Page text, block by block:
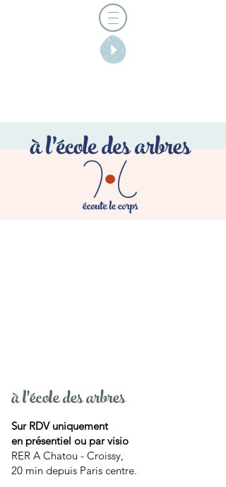
à l'école des arbres
Sur RDV uniquement
en présentiel ou par visio
RER A Chatou - Croissy,
20 min depuis Paris centre.